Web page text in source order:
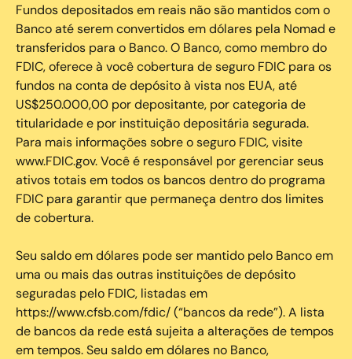
Fundos depositados em reais não são mantidos com o
Banco até serem convertidos em dólares pela Nomad e
transferidos para o Banco. O Banco, como membro do
FDIC, oferece à você cobertura de seguro FDIC para os
fundos na conta de depósito à vista nos EUA, até
US$250.000,00 por depositante, por categoria de
titularidade e por instituição depositária segurada.
Para mais informações sobre o seguro FDIC, visite
www.FDIC.gov. Você é responsável por gerenciar seus
ativos totais em todos os bancos dentro do programa
FDIC para garantir que permaneça dentro dos limites
de cobertura.
Seu saldo em dólares pode ser mantido pelo Banco em
uma ou mais das outras instituições de depósito
seguradas pelo FDIC, listadas em
https://www.cfsb.com/fdic/ (“bancos da rede”). A lista
de bancos da rede está sujeita a alterações de tempos
em tempos. Seu saldo em dólares no Banco,